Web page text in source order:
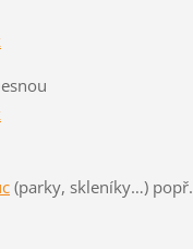
(parky, skleníky…) popř.